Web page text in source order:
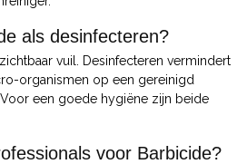
als desinfecteren?
vuil. Desinfecteren vermindert
organismen op een gereinigd
een goede hygiëne zijn beide
voor Barbicide?